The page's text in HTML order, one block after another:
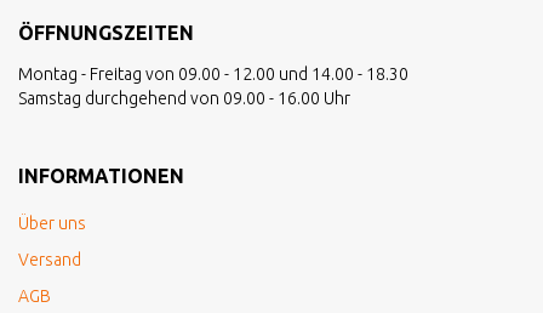
ÖFFNUNGSZEITEN
Montag - Freitag von 09.00 - 12.00 und 14.00 - 18.30
Samstag durchgehend von 09.00 - 16.00 Uhr
INFORMATIONEN
Über uns
Versand
AGB